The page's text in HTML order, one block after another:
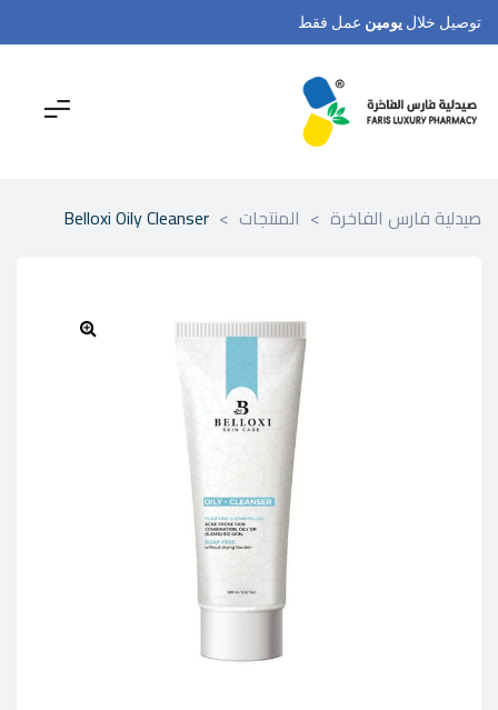
توصيل خلال يومين عمل فقط
صيدلية فارس الفاخرة > المنتجات >
Belloxi Oily Cleanser